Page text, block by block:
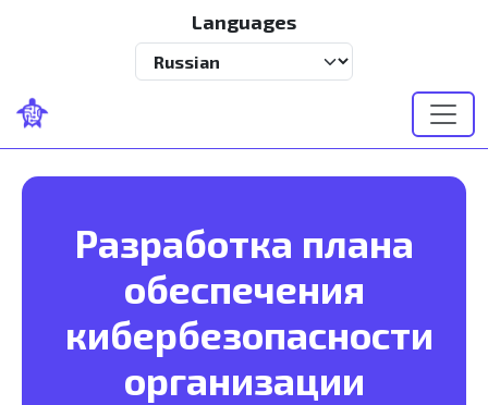
Перейти к основному содержанию
Languages
Select your language
Разработка плана
обеспечения
кибербезопасности
организации